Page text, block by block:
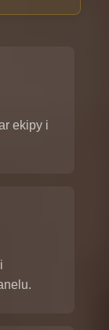
ekipy i